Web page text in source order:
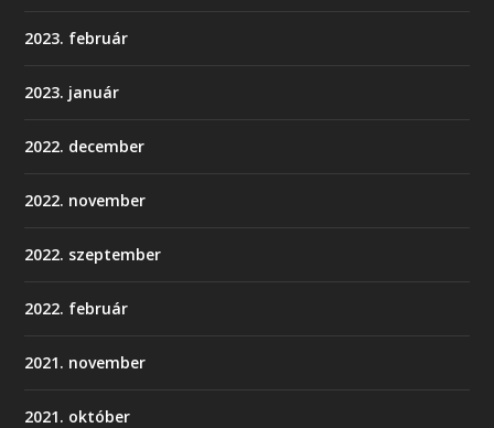
2023. február
2023. január
2022. december
2022. november
2022. szeptember
2022. február
2021. november
2021. október